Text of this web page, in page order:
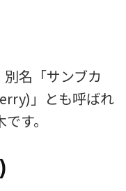
名「サンブカ
」とも呼ばれ
す。